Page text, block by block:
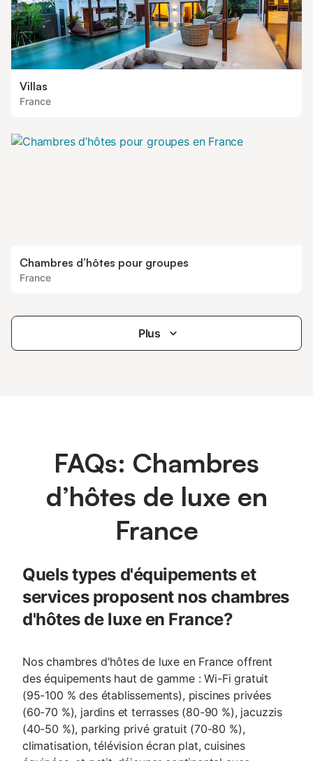
Villas
France
Chambres d’hôtes pour groupes
France
Plus
FAQs: Chambres
d’hôtes de luxe en
France
Quels types d'équipements et
services proposent nos chambres
d'hôtes de luxe en France?
Nos chambres d'hôtes de luxe en France offrent
des équipements haut de gamme : Wi-Fi gratuit
(95-100 % des établissements), piscines privées
(60-70 %), jardins et terrasses (80-90 %), jacuzzis
(40-50 %), parking privé gratuit (70-80 %),
climatisation, télévision écran plat, cuisines